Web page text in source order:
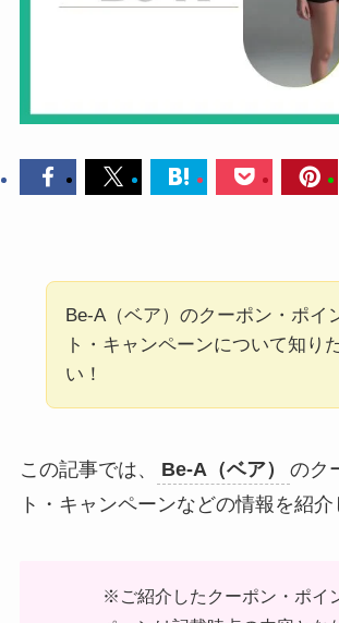
Be-A（ベア）のクーポン・ポイ
ト・キャンペーンについて知り
い！
この記事では、 Be-A（ベア）
のク
ト・キャンペーンなどの情報を紹介
※ご紹介したクーポン・ポイ